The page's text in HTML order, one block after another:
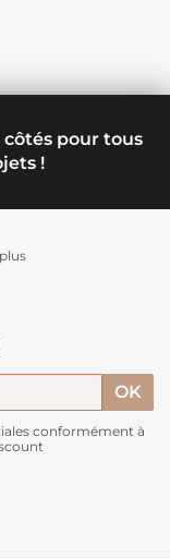
côtés pour tous
!
conformément à